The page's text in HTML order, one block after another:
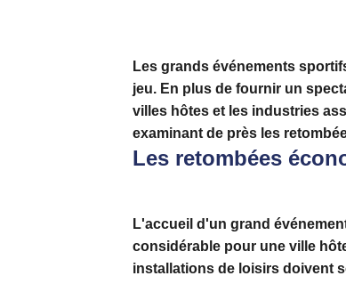
Les grands événements
jeu. En plus de fournir un
villes hôtes et les industries
examinant de près les
Les retombées
L'accueil d'un grand
considérable pour une ville
installations de loisirs doivent